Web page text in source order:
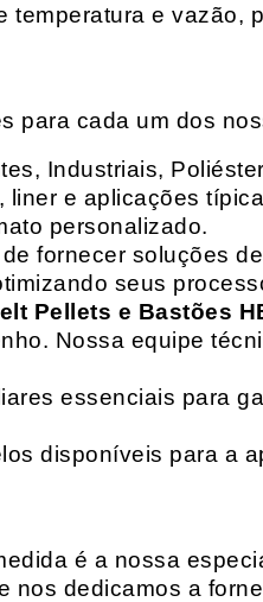
temperatura e vazão,
para cada um dos
Industriais,
e aplicações
personalizado.
fornecer soluções
seus
Pellets e Bastões
Nossa equipe
essenciais para
disponíveis para a
é a nossa
nos dedicamos a